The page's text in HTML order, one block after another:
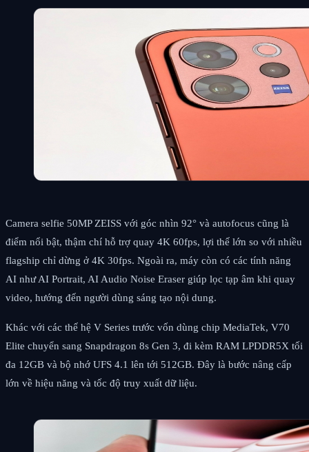
Camera selfie 50MP ZEISS với góc nhìn 92° và autofocus cũng là
điểm nổi bật, thậm chí hỗ trợ quay 4K 60fps, lợi thế lớn so với nhiều
flagship chỉ dừng ở 4K 30fps. Ngoài ra, máy còn có các tính năng
AI như AI Portrait, AI Audio Noise Eraser giúp lọc tạp âm khi quay
video, hướng đến người dùng sáng tạo nội dung.
Khác với các thế hệ V Series trước vốn dùng chip MediaTek, V70
Elite chuyển sang Snapdragon 8s Gen 3, đi kèm RAM LPDDR5X tối
đa 12GB và bộ nhớ UFS 4.1 lên tới 512GB. Đây là bước nâng cấp
lớn về hiệu năng và tốc độ truy xuất dữ liệu.